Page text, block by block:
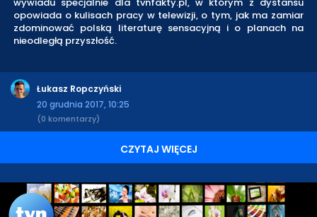
wywiadu specjalnie dla tvnfakty.pl, w którym z dystansu
opowiada o kulisach pracy w telewizji, o tym, jak ma zamiar
zdominować polską literaturę sensacyjną i o planach na
nieodległą przyszłość.
Łukasz Ropczyński
20 grudnia 2017, 10:25
(0 komentarzy)
CZYTAJ WIĘCEJ